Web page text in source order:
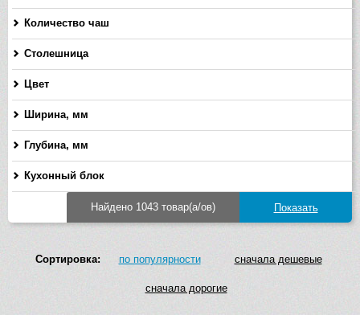
Количество чаш
Столешница
Цвет
Ширина, мм
Глубина, мм
Кухонный блок
Найдено 1043 товар(а/ов)
Сортировка: по популярности сначала дешевые
сначала дорогие